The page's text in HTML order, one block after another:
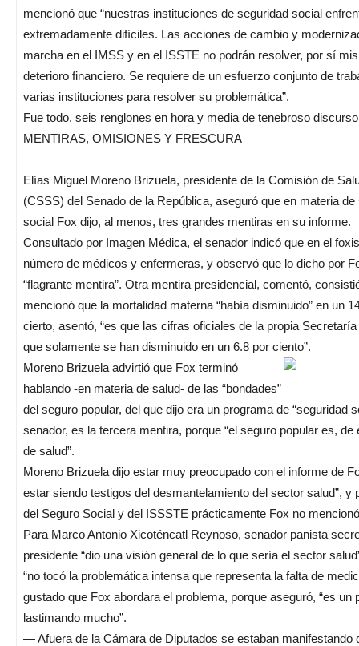
mencionó que “nuestras instituciones de seguridad social
extremadamente difíciles. Las acciones de cambio y
marcha en el IMSS y en el ISSTE no podrán resolver, por sí
deterioro financiero. Se requiere de un esfuerzo conjunto de
varias instituciones para resolver su problemática”.
Fue todo, seis renglones en hora y media de tenebroso
MENTIRAS, OMISIONES Y FRESCURA
Elías Miguel Moreno Brizuela, presidente de la Comisión de
(CSSS) del Senado de la República, aseguró que en materia
social Fox dijo, al menos, tres grandes mentiras en su informe.
Consultado por Imagen Médica, el senador indicó que en el
número de médicos y enfermeras, y observó que lo dicho por
“flagrante mentira”. Otra mentira presidencial, comentó,
mencionó que la mortalidad materna “había disminuido” en un
cierto, asentó, “es que las cifras oficiales de la propia
que solamente se han disminuido en un 6.8 por ciento”.
Moreno Brizuela advirtió que Fox terminó
hablando -en materia de salud- de las “bondades”
del seguro popular, del que dijo era un programa de “seguridad
senador, es la tercera mentira, porque “el seguro popular es, de
de salud”.
Moreno Brizuela dijo estar muy preocupado con el informe de
estar siendo testigos del desmantelamiento del sector salud”, y
del Seguro Social y del ISSSTE prácticamente Fox no
Para Marco Antonio Xicoténcatl Reynoso, senador panista
presidente “dio una visión general de lo que sería el sector
“no tocó la problemática intensa que representa la falta de
gustado que Fox abordara el problema, porque aseguró, “es un
lastimando mucho”.
— Afuera de la Cámara de Diputados se estaban manifestando